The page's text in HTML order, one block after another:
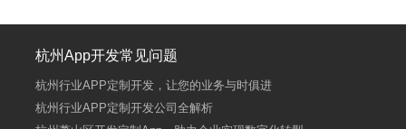
杭州App开发常见问题
杭州行业APP定制开发，让您的业务与时俱进
杭州行业APP定制开发公司全解析